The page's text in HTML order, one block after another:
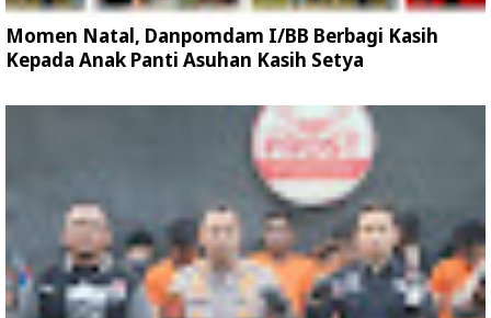
Momen Natal, Danpomdam I/BB Berbagi Kasih
Kepada Anak Panti Asuhan Kasih Setya